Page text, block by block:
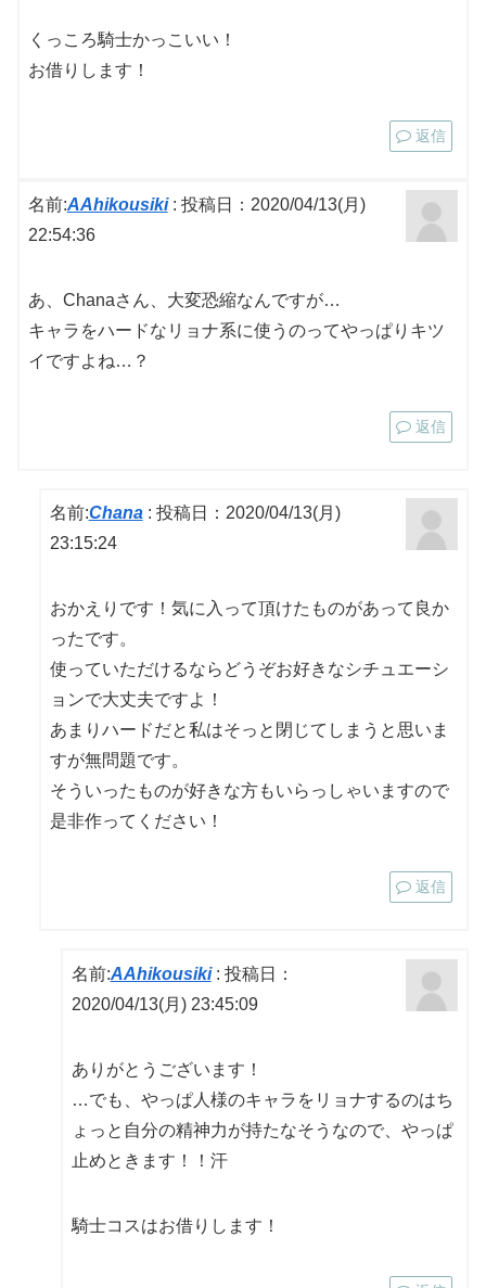
くっころ騎士かっこいい！
お借りします！
返信
名前:AAhikousiki: 投稿日：2020/04/13(月)
22:54:36
あ、Chanaさん、大変恐縮なんですが…
キャラをハードなリョナ系に使うのってやっぱりキツ
イですよね…？
返信
名前:Chana: 投稿日：2020/04/13(月)
23:15:24
おかえりです！気に入って頂けたものがあって良か
ったです。
使っていただけるならどうぞお好きなシチュエーシ
ョンで大丈夫ですよ！
あまりハードだと私はそっと閉じてしまうと思いま
すが無問題です。
そういったものが好きな方もいらっしゃいますので
是非作ってください！
返信
名前:AAhikousiki: 投稿日：
2020/04/13(月) 23:45:09
ありがとうございます！
…でも、やっぱ人様のキャラをリョナするのはち
ょっと自分の精神力が持たなそうなので、やっぱ
止めときます！！汗
騎士コスはお借りします！